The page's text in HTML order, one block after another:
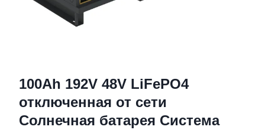
100Ah 192V 48V LiFePO4
отключенная от сети
Солнечная батарея Система